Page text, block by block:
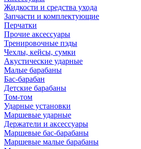
Жидкости и средства ухода
Запчасти и комплектующие
Перчатки
Прочие аксессуары
Тренировочные пэды
Чехлы, кейсы, сумки
Акустические ударные
Mалые барабаны
Бас-барабан
Детские барабаны
Том-том
Ударные установки
Маршевые ударные
Держатели и аксессуары
Маршевые бас-барабаны
Маршевые малые барабаны